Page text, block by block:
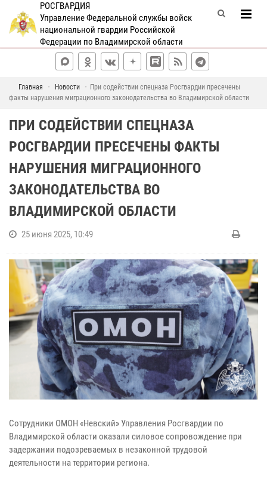
РОСГВАРДИЯ
Управление Федеральной службы войск
национальной гвардии Российской
Федерации по Владимирской области
Главная Новости
При содействии спецназа Росгвардии пресечены
факты нарушения миграционного законодательства во Владимирской области
ПРИ СОДЕЙСТВИИ СПЕЦНАЗА
РОСГВАРДИИ ПРЕСЕЧЕНЫ ФАКТЫ
НАРУШЕНИЯ МИГРАЦИОННОГО
ЗАКОНОДАТЕЛЬСТВА ВО
ВЛАДИМИРСКОЙ ОБЛАСТИ
25 июня 2025, 10:49
Сотрудники ОМОН «Невский» Управления Росгвардии по
Владимирской области оказали силовое сопровождение при
задержании подозреваемых в незаконной трудовой
деятельности на территории региона.